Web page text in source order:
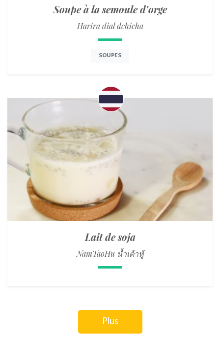
Soupe à la semoule d'orge
Harira dial dchicha
SOUPES
Lait de soja
NamTaoHu น้ำเต้าหู้
Plus